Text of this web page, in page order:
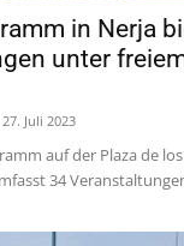
in Nerja
unter
27. Juli 2023
auf der Plaza de los
34